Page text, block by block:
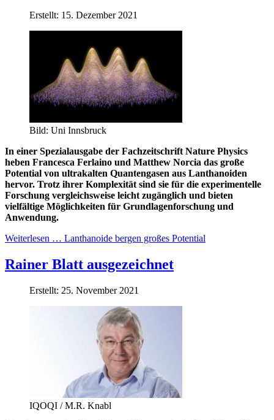
Erstellt: 15. Dezember 2021
Bild: Uni Innsbruck
In einer Spezialausgabe der Fachzeitschrift Nature Physics
heben Francesca Ferlaino und Matthew Norcia das große
Potential von ultrakalten Quantengasen aus Lanthanoiden
hervor. Trotz ihrer Komplexität sind sie für die experimentelle
Forschung vergleichsweise leicht zugänglich und bieten
vielfältige Möglichkeiten für Grundlagenforschung und
Anwendung.
Weiterlesen … Lanthanoide bergen großes Potential
Rainer Blatt ausgezeichnet
Erstellt: 25. November 2021
IQOQI / M.R. Knabl